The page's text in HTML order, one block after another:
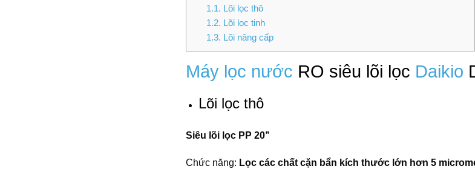
1.1. Lõi lọc thô
1.2. Lõi lọc tinh
1.3. Lõi nâng cấp
Máy lọc nước RO siêu lõi lọc Daikio
Lõi lọc thô
Siêu lõi lọc PP 20’’
Chức năng: Lọc các chất cặn bẩn kích thước lớn hơn 5